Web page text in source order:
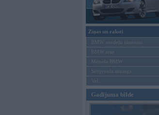
Ziņas un raksti
BMW modeļu jaunumi
BMW testi
Mēneša BMW
Sērijveida tūnings
Vel...
Gadījuma bilde